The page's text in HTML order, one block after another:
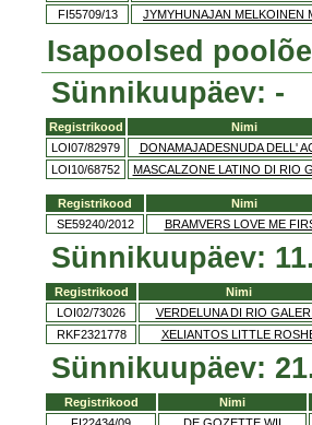
FI55709/13
JYMYHUNAJAN MELKOINEN
Isapoolsed
Sünnikuupäev: -
Registrikood Nimi
LOI07/82979
DONAMAJADESNUDA DELL'
LOI10/68752
MASCALZONE LATINO DI RIO
Registrikood Nimi
SE59240/2012
BRAMVERS LOVE ME
Sünnikuupäev:
Registrikood Nimi
LOI02/73026
VERDELUNA DI RIO
RKF2321778
XELIANTOS LITTLE
Sünnikuupäev:
Registrikood Nimi